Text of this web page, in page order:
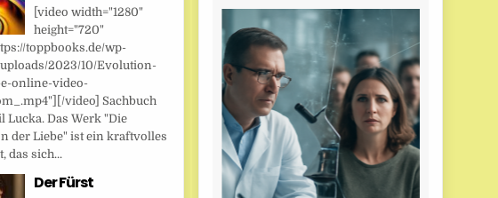
[video width="1280"
height="720"
toppbooks.de/wp-
2023/10/Evolution-
online-video-
video] Sachbuch
Lucka. Das Werk "Die
der Liebe" ist ein kraftvolles
das sich...
Der Fürst